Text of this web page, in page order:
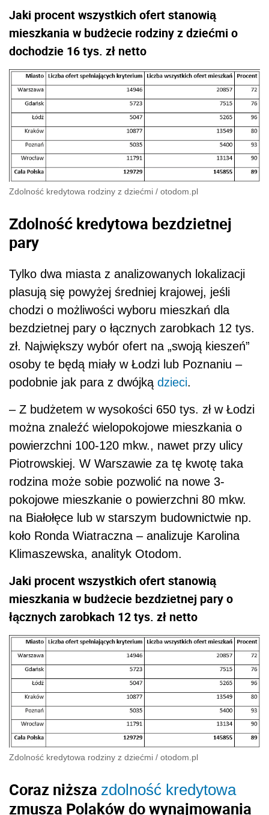
Jaki procent wszystkich ofert stanowią
mieszkania w budżecie rodziny z dziećmi o
dochodzie 16 tys. zł netto
Zdolność kredytowa rodziny z dziećmi / otodom.pl
Zdolność kredytowa bezdzietnej
pary
Tylko dwa miasta z analizowanych lokalizacji
plasują się powyżej średniej krajowej, jeśli
chodzi o możliwości wyboru mieszkań dla
bezdzietnej pary o łącznych zarobkach 12 tys.
zł. Największy wybór ofert na „swoją kieszeń”
osoby te będą miały w Łodzi lub Poznaniu –
podobnie jak para z dwójką dzieci.
– Z budżetem w wysokości 650 tys. zł w Łodzi
można znaleźć wielopokojowe mieszkania o
powierzchni 100-120 mkw., nawet przy ulicy
Piotrowskiej. W Warszawie za tę kwotę taka
rodzina może sobie pozwolić na nowe 3-
pokojowe mieszkanie o powierzchni 80 mkw.
na Białołęce lub w starszym budownictwie np.
koło Ronda Wiatraczna – analizuje Karolina
Klimaszewska, analityk Otodom.
Jaki procent wszystkich ofert stanowią
mieszkania w budżecie bezdzietnej pary o
łącznych zarobkach 12 tys. zł netto
Zdolność kredytowa rodziny z dziećmi / otodom.pl
Coraz niższa zdolność kredytowa
zmusza Polaków do wynajmowania